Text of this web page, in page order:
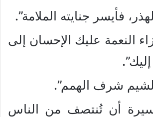
فأيسر جنايته الملامة”.
النعمة عليك الإحسان إلى
شرف الهمم”.
أن تُنتصف من الناس